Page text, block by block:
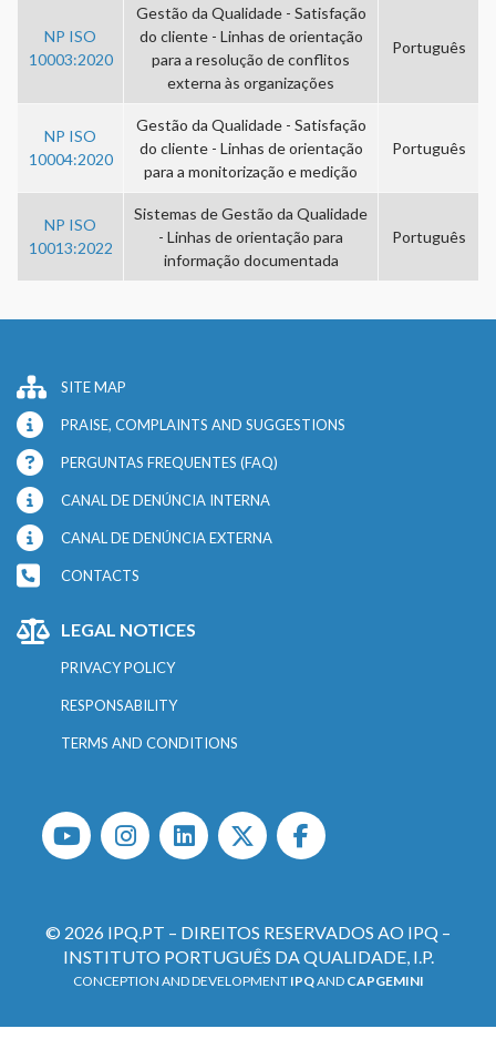
NP ISO
10003:2020
Gestão da Qualidade - Satisfação
do cliente - Linhas de orientação
para a resolução de conflitos
externa às organizações
Português
NP ISO
10004:2020
Gestão da Qualidade - Satisfação
do cliente - Linhas de orientação
para a monitorização e medição
Português
NP ISO
10013:2022
Sistemas de Gestão da Qualidade
- Linhas de orientação para
informação documentada
Português
SITE MAP
PRAISE, COMPLAINTS AND SUGGESTIONS
PERGUNTAS FREQUENTES (FAQ)
CANAL DE DENÚNCIA INTERNA
CANAL DE DENÚNCIA EXTERNA
CONTACTS
LEGAL NOTICES
PRIVACY POLICY
RESPONSABILITY
TERMS AND CONDITIONS
© 2026 IPQ.PT – DIREITOS RESERVADOS AO IPQ –
INSTITUTO PORTUGUÊS DA QUALIDADE, I.P.
CONCEPTION AND DEVELOPMENT IPQAND CAPGEMINI